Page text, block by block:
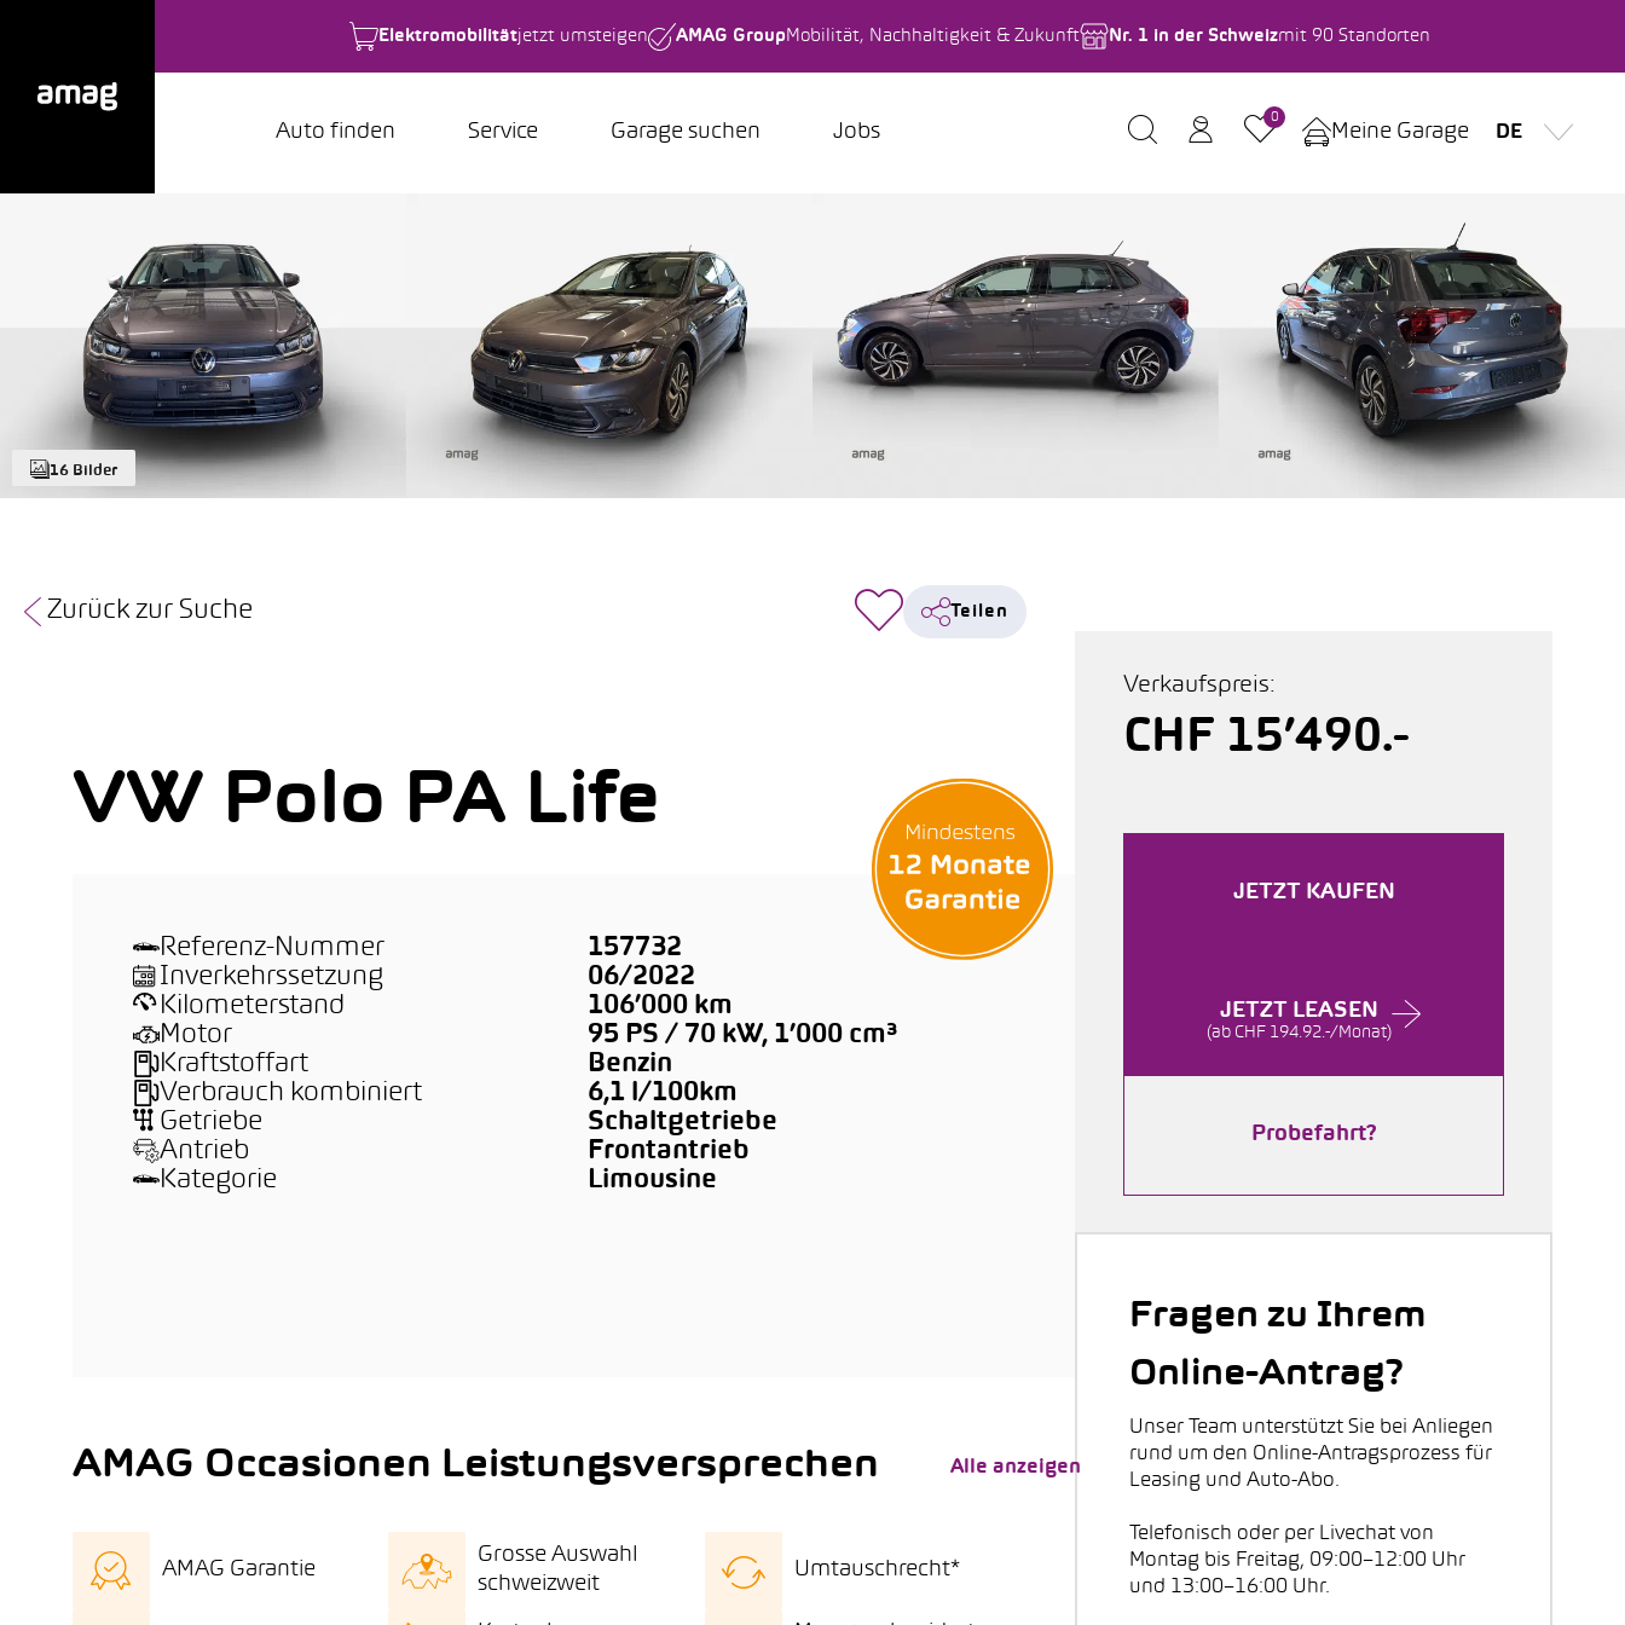
Elektromobilitätjetzt umsteigen AMAG Group Mobilität, Nachhaltigkeit & Zukunft Nr. 1 in der Schweizmit 90 Standorten
Auto finden Service Garage suchen Jobs
0
Meine Garage DE
16 Bilder
Zurück zur Suche Teilen
VW Polo PA Life
Referenz-Nummer
157732
Inverkehrssetzung
06/2022
Kilometerstand
106’000 km
Motor
95 PS / 70 kW, 1’000 cm³
Kraftstoffart
Benzin
Verbrauch kombiniert
6,1 l/100km
Getriebe
Schaltgetriebe
Antrieb
Frontantrieb
Kategorie
Limousine
AMAG Occasionen Leistungsversprechen Alle anzeigen
AMAG Garantie
Grosse Auswahl
schweizweit
Umtauschrecht*
Verkaufspreis:
CHF 15’490.-
JETZT KAUFEN
JETZT LEASEN
(ab CHF 194.92.-/Monat)
Probefahrt?
Fragen zu Ihrem
Online-Antrag?
Unser Team unterstützt Sie bei Anliegen
rund um den Online-Antragsprozess für
Leasing und Auto-Abo.
Telefonisch oder per Livechat von
Montag bis Freitag, 09:00–12:00 Uhr
und 13:00–16:00 Uhr.